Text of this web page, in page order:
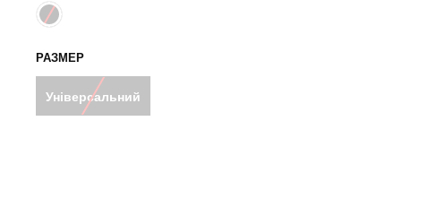
РАЗМЕР
Універсальний